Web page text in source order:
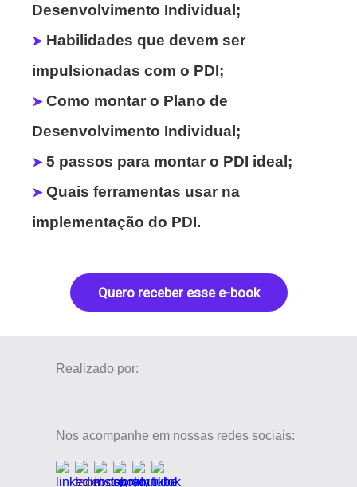
Desenvolvimento Individual;
➤Habilidades que devem ser
impulsionadas com o PDI;
➤Como montar o Plano de
Desenvolvimento Individual;
➤5 passos para montar o PDI ideal;
➤Quais ferramentas usar na
implementação do PDI.
Quero receber esse e-book
Realizado por:
Nos acompanhe em nossas redes sociais: